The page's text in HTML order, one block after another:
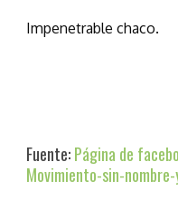
Impenetrable chaco.
Fuente:Página de
Movimiento-sin-